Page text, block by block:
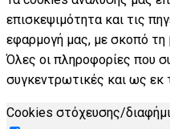
επισκεψιμότητα και τις
εφαρμογή μας, με σκοπό
Όλες οι πληροφορίες που
συγκεντρωτικές και ως εκ
Cookies στόχευσης/